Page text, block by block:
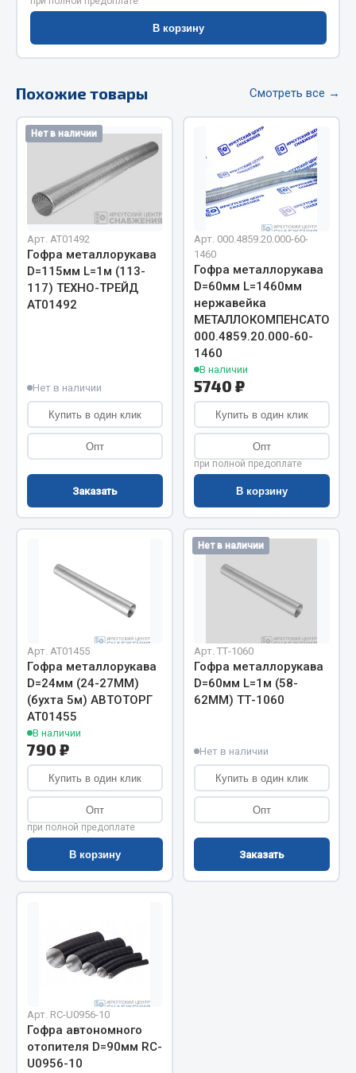
Весь раздел
Цепи подъёмные
Кольца уплотнительные
Лента конвейерная
Манжеты
Паронит
Патрубки
Прокладки
Весь раздел
Автомобильная электрика
Автолампы
Блоки реле и предохранителей
Вилки нагрузочные
Выключатели и переключатели клавишные
Выключатели кнопочные
Выключатель массы
Показать ещё
Весь раздел
Запчасти на полуприцепы
Амортизаторы для полуприцепов
Весь раздел
Запчасти КамАЗ
Двигатель
Система выпуска газа
Система охлаждения
Коробка передач
Коробка передач ZF
Показать ещё
В корзину
Похожие товары Смотреть все →
Нет в наличии
Арт. АТ01492
Гофра металлорукава
D=115мм L=1м (113-
117) ТЕХНО-ТРЕЙД
АТ01492
Нет в наличии
Купить в один клик
Опт
Заказать
Арт. 000.4859.20.000-60-
1460
Гофра металлорукава
D=60мм L=1460мм
нержавейка
МЕТАЛЛОКОМПЕНСАТОР
000.4859.20.000-60-
1460
В наличии
5740 ₽
Купить в один клик
Опт
при полной предоплате
В корзину
Арт. AT01455
Гофра металлорукава
D=24мм (24-27ММ)
(бухта 5м) АВТОТОРГ
АТ01455
В наличии
790 ₽
Купить в один клик
Опт
при полной предоплате
В корзину
Нет в наличии
Арт. ТТ-1060
Гофра металлорукава
D=60мм L=1м (58-
62ММ) ТТ-1060
Нет в наличии
Купить в один клик
Опт
Заказать
Арт. RC-U0956-10
Гофра автономного
отопителя D=90мм RC-
U0956-10